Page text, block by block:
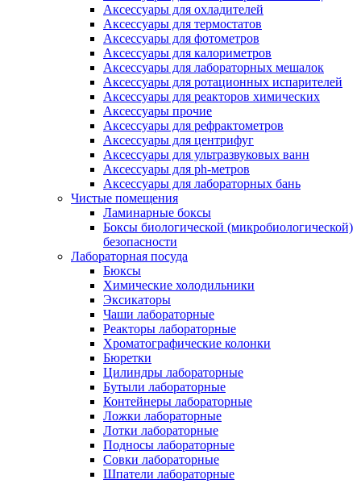
Аксессуары для охладителей
Аксессуары для термостатов
Аксессуары для фотометров
Аксессуары для калориметров
Аксессуары для лабораторных мешалок
Аксессуары для ротационных испарителей
Аксессуары для реакторов химических
Аксессуары прочие
Аксессуары для рефрактометров
Аксессуары для центрифуг
Аксессуары для ультразвуковых ванн
Аксессуары для ph-метров
Аксессуары для лабораторных бань
Чистые помещения
Ламинарные боксы
Боксы биологической (микробиологической)
безопасности
Лабораторная посуда
Бюксы
Химические холодильники
Эксикаторы
Чаши лабораторные
Реакторы лабораторные
Хроматографические колонки
Бюретки
Цилиндры лабораторные
Бутыли лабораторные
Контейнеры лабораторные
Ложки лабораторные
Лотки лабораторные
Подносы лабораторные
Совки лабораторные
Шпатели лабораторные